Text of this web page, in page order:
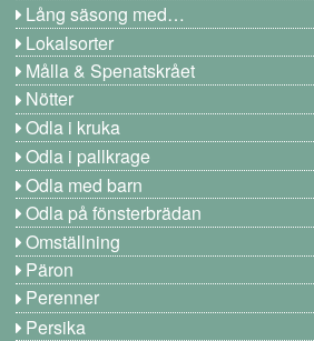
Lång säsong med…
Lokalsorter
Målla & Spenatskrået
Nötter
Odla i kruka
Odla i pallkrage
Odla med barn
Odla på fönsterbrädan
Omställning
Päron
Perenner
Persika